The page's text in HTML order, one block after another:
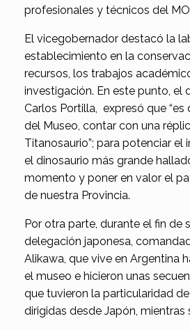
profesionales y técnicos del
El vicegobernador destacó la
establecimiento en la
recursos, los trabajos
investigación. En este punto, el
Carlos Portilla, expresó que “es
del Museo, contar con una
Titanosaurio”; para potenciar el
el dinosaurio más grande
momento y poner en valor el
de nuestra Provincia.
Por otra parte, durante el fin de
delegación japonesa,
Alikawa, que vive en Argentina
el museo e hicieron unas
que tuvieron la particularidad
dirigidas desde Japón, mientras